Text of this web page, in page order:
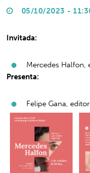
05/10/2023 -
Invitada:
Mercedes Halfon,
Presenta:
Felipe Gana,